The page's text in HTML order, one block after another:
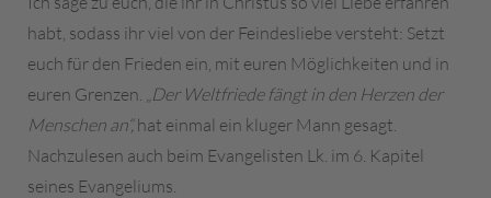
habt, sodass ihr viel von der Feindesliebe versteht: Setzt
euch für den Frieden ein, mit euren Möglichkeiten und in
euren Grenzen.
„Der Weltfriede fängt in den Herzen der
Menschen an“,hat einmal ein kluger Mann gesagt.
Nachzulesen auch beim Evangelisten Lk. im 6. Kapitel
seines Evangeliums.